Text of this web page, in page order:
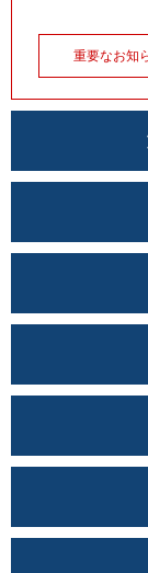
重要なお知